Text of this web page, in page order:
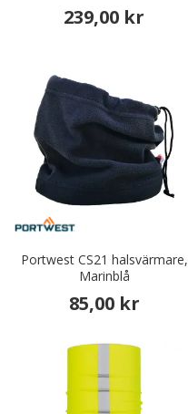
239,00 kr
Portwest CS21 halsvärmare,
Marinblå
85,00 kr